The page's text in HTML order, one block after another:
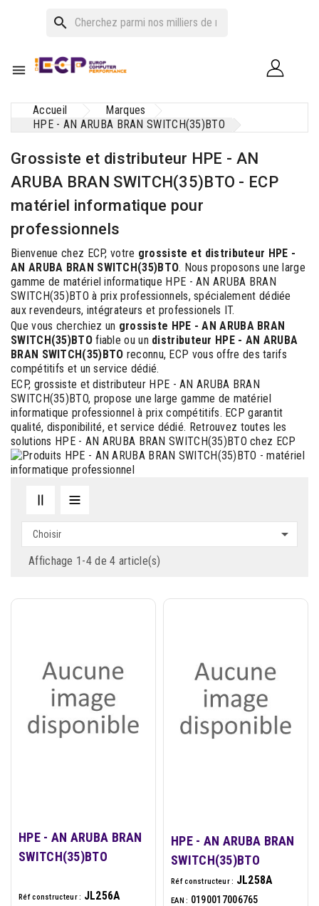
search

Accueil
Marques
HPE - AN ARUBA BRAN SWITCH(35)BTO
Grossiste et distributeur HPE - AN
ARUBA BRAN SWITCH(35)BTO - ECP
matériel informatique pour
professionnels
Bienvenue chez ECP, votre grossiste et distributeur HPE -
AN ARUBA BRAN SWITCH(35)BTO. Nous proposons une large
gamme de matériel informatique HPE - AN ARUBA BRAN
SWITCH(35)BTO à prix professionnels, spécialement dédiée
aux revendeurs, intégrateurs et professionels IT.
Que vous cherchiez un grossiste HPE - AN ARUBA BRAN
SWITCH(35)BTOfiable ou un distributeur HPE - AN ARUBA
BRAN SWITCH(35)BTO reconnu, ECP vous offre des tarifs
compétitifs et un service dédié.
ECP, grossiste et distributeur HPE - AN ARUBA BRAN
SWITCH(35)BTO, propose une large gamme de matériel
informatique professionnel à prix compétitifs. ECP garantit
qualité, disponibilité, et service dédié. Retrouvez toutes les
solutions HPE - AN ARUBA BRAN SWITCH(35)BTO chez ECP
Choisir 
Affichage 1-4 de 4 article(s)
HPE - AN ARUBA BRAN
SWITCH(35)BTO
Réf constructeur : JL256A
HPE - AN ARUBA BRAN
SWITCH(35)BTO
Réf constructeur : JL258A
EAN : 0190017006765